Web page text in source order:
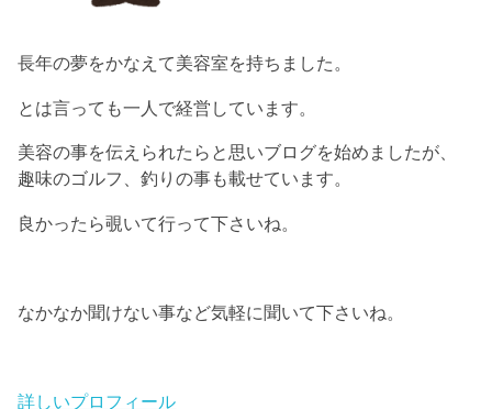
長年の夢をかなえて美容室を持ちました。
とは言っても一人で経営しています。
美容の事を伝えられたらと思いブログを始めましたが、
趣味のゴルフ、釣りの事も載せています。
良かったら覗いて行って下さいね。
なかなか聞けない事など気軽に聞いて下さいね。
詳しいプロフィール